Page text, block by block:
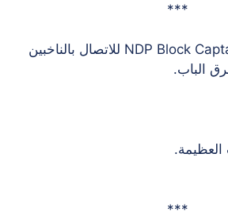
***
لدينا تحديث لـ NDP Block Captains للاتصال بالناخبين
الباب.
***